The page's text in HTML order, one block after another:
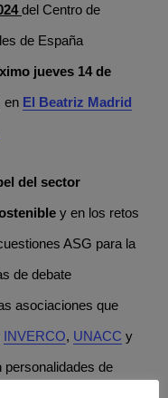
del Centro de
de España
jueves 14 de
en El Beatriz Madrid
del sector
y en los retos
ASG para la
de debate
asociaciones que
INVERCO, UNACC y
personalidades de